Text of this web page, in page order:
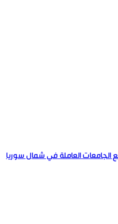
الجامعات العاملة في شمال سوريا